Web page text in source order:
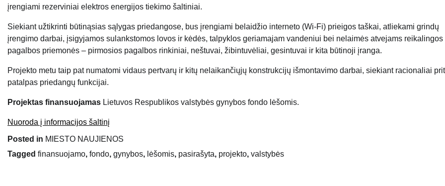
įrengiami rezerviniai elektros energijos tiekimo šaltiniai.
Siekiant užtikrinti būtinąsias sąlygas priedangose, bus įrengiami belaidžio interneto (Wi-Fi) prieigos taškai, atliekami grindų
įrengimo darbai, įsigyjamos sulankstomos lovos ir kėdės, talpyklos geriamajam vandeniui bei nelaimės atvejams reikalingos
pagalbos priemonės – pirmosios pagalbos rinkiniai, neštuvai, žibintuvėliai, gesintuvai ir kita būtinoji įranga.
Projekto metu taip pat numatomi vidaus pertvarų ir kitų nelaikančiųjų konstrukcijų išmontavimo darbai, siekiant racionaliai
patalpas priedangų funkcijai.
Projektas finansuojamas Lietuvos Respublikos valstybės gynybos fondo lėšomis.
Nuoroda į informacijos šaltinį
Posted in MIESTO NAUJIENOS
Tagged finansuojamo, fondo, gynybos, lėšomis, pasirašyta, projekto, valstybės